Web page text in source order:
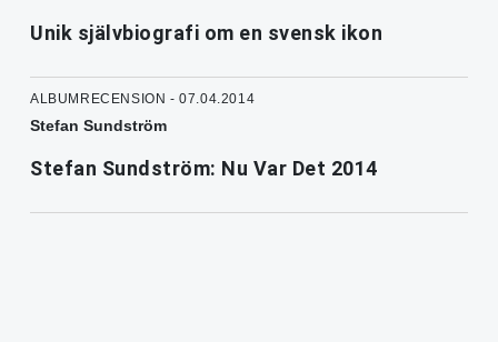
Unik självbiografi om en svensk ikon
ALBUMRECENSION - 07.04.2014
Stefan Sundström
Stefan Sundström: Nu Var Det 2014